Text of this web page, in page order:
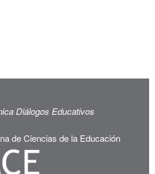
Diálogos Educativos
de Ciencias de la Educación